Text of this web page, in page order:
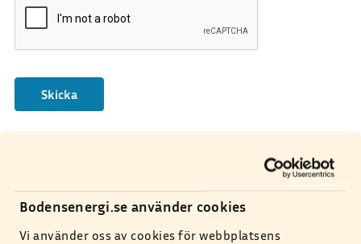
Bodensenergi.se använder cookies
Vi använder oss av cookies för webbplatsens
Kundservice